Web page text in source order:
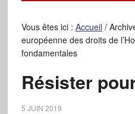
Vous êtes ici : Accueil /
européenne des droits de
fondamentales
Résister
5 JUIN 2019